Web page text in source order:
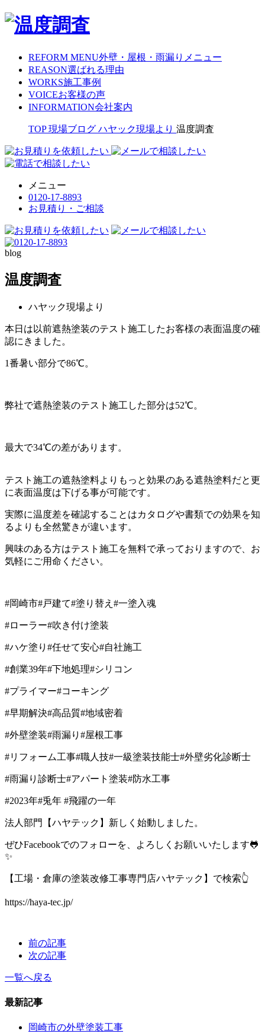
REFORM MENU外壁・屋根・雨漏りメニュー
REASON選ばれる理由
WORKS施工事例
VOICEお客様の声
INFORMATION会社案内
TOP 現場ブログ ハヤック現場より 温度調査
メニュー
0120-17-8893
お見積り・ご相談
blog
温度調査
ハヤック現場より
本日は以前遮熱塗装のテスト施工したお客様の表面温度の確
認にきました。
1番暑い部分で86℃。
弊社で遮熱塗装のテスト施工した部分は52℃。
最大で34℃の差があります。
テスト施工の遮熱塗料よりもっと効果のある遮熱塗料だと更
に表面温度は下げる事が可能です。
実際に温度差を確認することはカタログや書類での効果を知
るよりも全然驚きが違います。
興味のある方はテスト施工を無料で承っておりますので、お
気軽にご用命ください。
#岡崎市#戸建て#塗り替え #一塗入魂
#ローラー#吹き付け塗装
#ハケ塗り #任せて安心#自社施工
#創業39年#下地処理#シリコン
#プライマー#コーキング
#早期解決#高品質#地域密着
#外壁塗装#雨漏り #屋根工事
#リフォーム工事#職人技#一級塗装技能士#外壁劣化診断士
#雨漏り診断士#アパート塗装#防水工事
#2023年#兎年 #飛躍の一年
法人部門【ハヤテック】新しく始動しました。
ぜひFacebookでのフォローを、よろしくお願いいたします🐸
✨
【工場・倉庫の塗装改修工事専門店ハヤテック】で検索👆
https://haya-tec.jp/
前の記事
次の記事
一覧へ戻る
最新記事
岡崎市の外壁塗装工事